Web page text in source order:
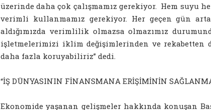
üzerinde daha çok çalışmamız gerekiyor. Hem suyu
verimli kullanmamız gerekiyor. Her geçen gün
aldığımızda verimlilik olmazsa olmazımız
işletmelerimizi iklim değişimlerinden ve rekabetten
daha fazla koruyabiliriz” dedi.
“İŞ DÜNYASININ FİNANSMANA ERİŞİMİNİN
Ekonomide yaşanan gelişmeler hakkında konuşan